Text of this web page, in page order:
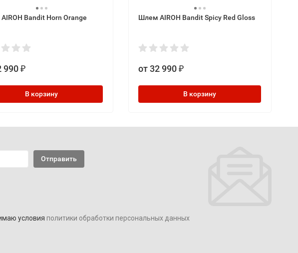
Bandit Horn Orange
990 ₽
В корзину
Шлем AIROH Bandit Spicy Red Gloss
от 32 990 ₽
В корзину
условия политики обработки персональных данных